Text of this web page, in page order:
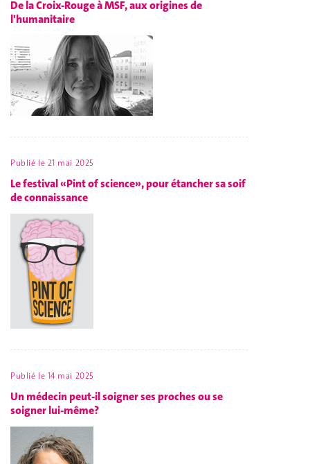
De la Croix-Rouge à MSF, aux origines de
l'humanitaire
Publié le 21 mai 2025
Le festival «Pint of science», pour étancher sa soif
de connaissance
Publié le 14 mai 2025
Un médecin peut-il soigner ses proches ou se
soigner lui-même?